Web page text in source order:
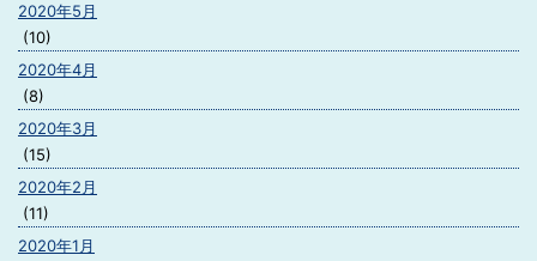
2020年5月
(10)
2020年4月
(8)
2020年3月
(15)
2020年2月
(11)
2020年1月